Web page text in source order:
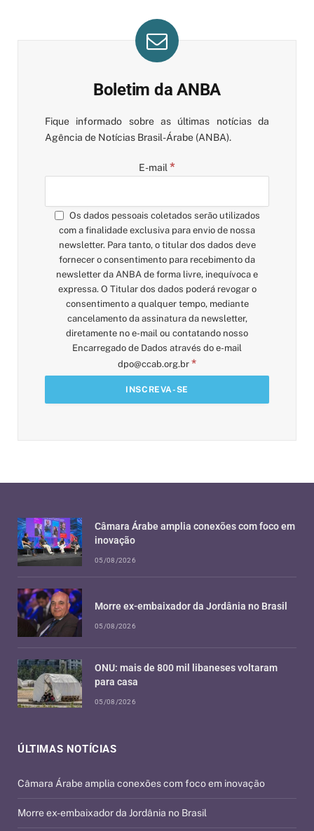
Boletim da ANBA
Fique informado sobre as últimas notícias da
Agência de Notícias Brasil-Árabe (ANBA).
E-mail*
Os dados pessoais coletados serão utilizados
com a finalidade exclusiva para envio de nossa
newsletter. Para tanto, o titular dos dados deve
fornecer o consentimento para recebimento da
newsletter da ANBA de forma livre, inequívoca e
expressa. O Titular dos dados poderá revogar o
consentimento a qualquer tempo, mediante
cancelamento da assinatura da newsletter,
diretamente no e-mail ou contatando nosso
Encarregado de Dados através do e-mail
dpo@ccab.org.br *
ÚLTIMAS NOTÍCIAS
Câmara Árabe amplia conexões com foco em inovação
Morre ex-embaixador da Jordânia no Brasil
Câmara Árabe amplia conexões com foco em
inovação
05/08/2026
Morre ex-embaixador da Jordânia no Brasil
05/08/2026
ONU: mais de 800 mil libaneses voltaram
para casa
05/08/2026